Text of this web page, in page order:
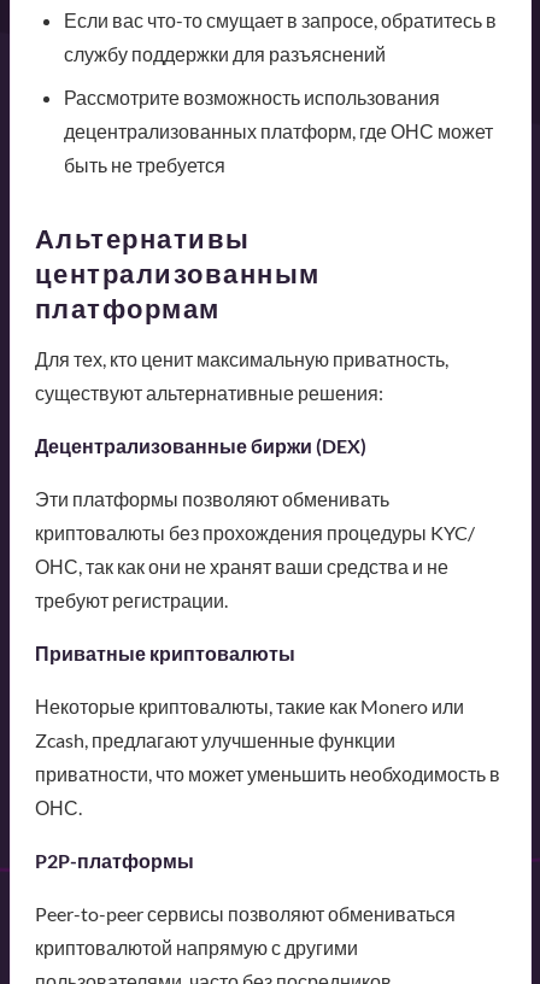
Если вас что-то смущает в запросе, обратитесь в
службу поддержки для разъяснений
Рассмотрите возможность использования
децентрализованных платформ, где ОНС может
быть не требуется
Альтернативы
централизованным
платформам
Для тех, кто ценит максимальную приватность,
существуют альтернативные решения:
Децентрализованные биржи (DEX)
Эти платформы позволяют обменивать
криптовалюты без прохождения процедуры KYC/
ОНС, так как они не хранят ваши средства и не
требуют регистрации.
Приватные криптовалюты
Некоторые криптовалюты, такие как Monero или
Zcash, предлагают улучшенные функции
приватности, что может уменьшить необходимость в
ОНС.
P2P-платформы
Peer-to-peer сервисы позволяют обмениваться
криптовалютой напрямую с другими